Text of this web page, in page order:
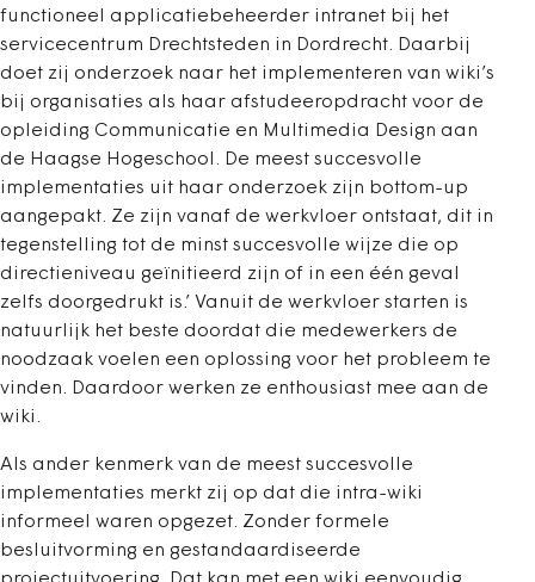
functioneel applicatiebeheerder intranet bij het
servicecentrum Drechtsteden in Dordrecht. Daarbij
doet zij onderzoek naar het implementeren van wiki’s
bij organisaties als haar afstudeeropdracht voor de
opleiding Communicatie en Multimedia Design aan
de Haagse Hogeschool. De meest succesvolle
implementaties uit haar onderzoek zijn bottom-up
aangepakt. Ze zijn vanaf de werkvloer ontstaat, dit in
tegenstelling tot de minst succesvolle wijze die op
directieniveau geïnitieerd zijn of in een één geval
zelfs doorgedrukt is.’ Vanuit de werkvloer starten is
natuurlijk het beste doordat die medewerkers de
noodzaak voelen een oplossing voor het probleem te
vinden. Daardoor werken ze enthousiast mee aan de
wiki.
Als ander kenmerk van de meest succesvolle
implementaties merkt zij op dat die intra-wiki
informeel waren opgezet. Zonder formele
besluitvorming en gestandaardiseerde